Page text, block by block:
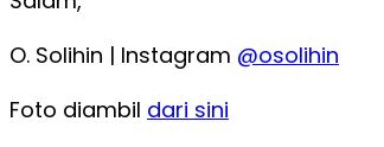
O. Solihin | Instagram @osolihin
Foto diambil dari sini